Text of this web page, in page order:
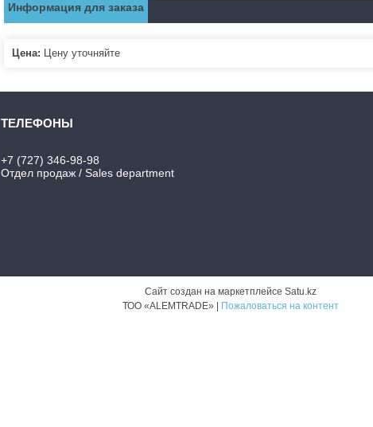
Информация для заказа
Цена: Цену уточняйте
+7 (727) 346-98-98
Отдел продаж / Sales department
Сайт создан на маркетплейсе Satu.kz
Пожаловаться на контент